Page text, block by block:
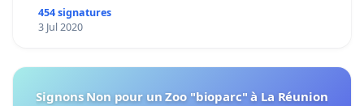
454 signatures
3 Jul 2020
Signons Non pour un Zoo "bioparc" à La Réunion